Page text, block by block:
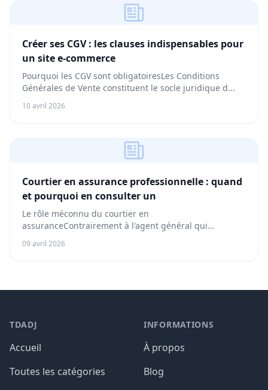
Créer ses CGV : les clauses indispensables pour
un site e-commerce
Pourquoi les CGV sont obligatoiresLes Conditions
Générales de Vente constituent le socle juridique d...
10 avril 2026
Courtier en assurance professionnelle : quand
et pourquoi en consulter un
Le rôle méconnu du courtier en
assuranceContrairement à l'agent général qui
représente une seule com...
09 avril 2026
TDADJ
Accueil
Toutes les catégories
INFORMATIONS
À propos
Blog